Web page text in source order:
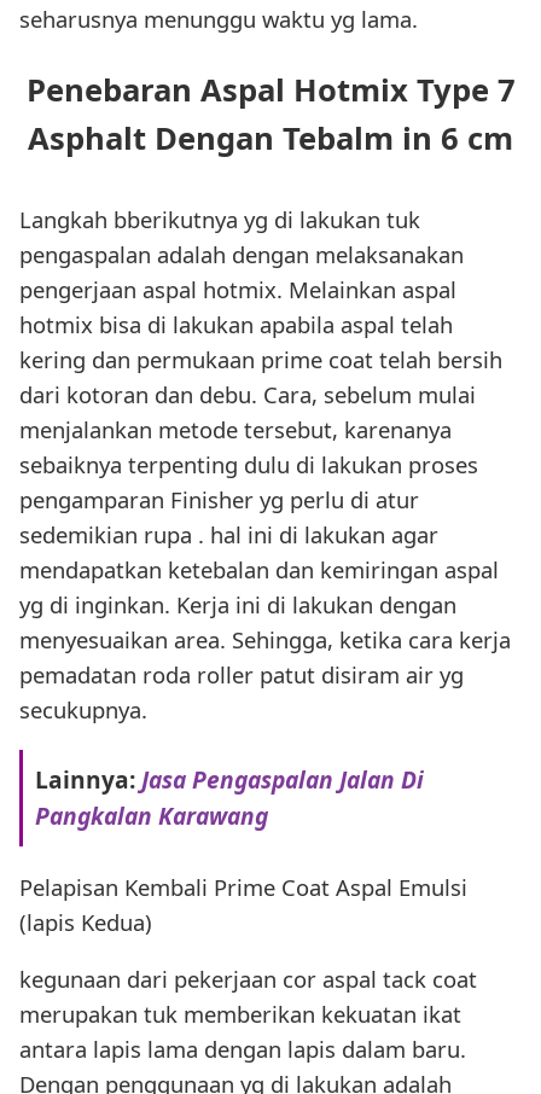
seharusnya menunggu waktu yg lama.
Penebaran Aspal Hotmix Type 7
Asphalt Dengan Tebalm in 6 cm
Langkah bberikutnya yg di lakukan tuk
pengaspalan adalah dengan melaksanakan
pengerjaan aspal hotmix. Melainkan aspal
hotmix bisa di lakukan apabila aspal telah
kering dan permukaan prime coat telah bersih
dari kotoran dan debu. Cara, sebelum mulai
menjalankan metode tersebut, karenanya
sebaiknya terpenting dulu di lakukan proses
pengamparan Finisher yg perlu di atur
sedemikian rupa . hal ini di lakukan agar
mendapatkan ketebalan dan kemiringan aspal
yg di inginkan. Kerja ini di lakukan dengan
menyesuaikan area. Sehingga, ketika cara kerja
pemadatan roda roller patut disiram air yg
secukupnya.
Lainnya:Jasa Pengaspalan Jalan Di
Pangkalan Karawang
Pelapisan Kembali Prime Coat Aspal Emulsi
(lapis Kedua)
kegunaan dari pekerjaan cor aspal tack coat
merupakan tuk memberikan kekuatan ikat
antara lapis lama dengan lapis dalam baru.
Dengan penggunaan yg di lakukan adalah